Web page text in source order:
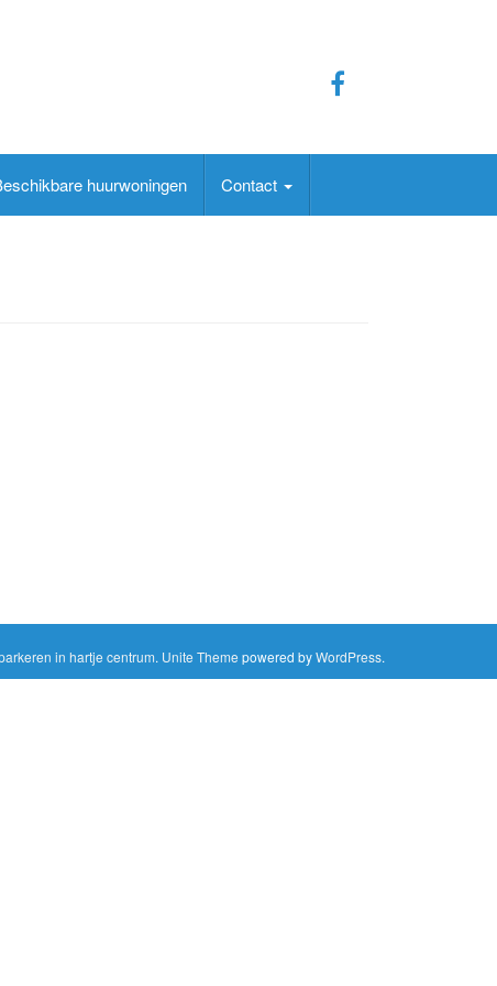
huurwoningen Contact
in hartje centrum. Unite Theme powered byWordPress.